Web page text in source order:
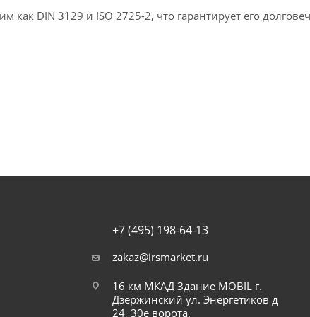
как DIN 3129 и ISO 2725-2, что гарантирует его
+7 (495) 198-64-13
zakaz@irsmarket.ru
16 км МКАД Здание MOBIL г.
Дзержинский ул. Энергетиков д
24, 30е ворота.